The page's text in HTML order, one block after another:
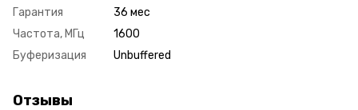
Гарантия
36 мес
Частота, МГц
1600
Буферизация
Unbuffered
Отзывы